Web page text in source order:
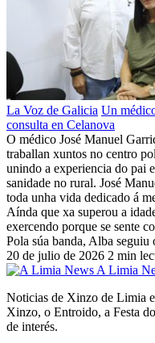
La Voz de Galicia Un
consulta en Celanova
O médico José Manuel
traballan xuntos no centro
unindo a experiencia do pai
sanidade no rural. José
toda unha vida dedicado á
Aínda que xa superou a
exercendo porque se sente
Pola súa banda, Alba
20 de julio de 2026 2 min
A Limia
Noticias de Xinzo de Limia
Xinzo, o Entroido, a Festa
de interés.